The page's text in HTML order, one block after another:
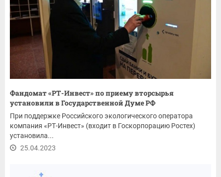
Фандомат «РТ-Инвест» по приему вторсырья
установили в Государственной Думе РФ
При поддержке Российского экологического оператора
компания «РТ-Инвест» (входит в Госкорпорацию Ростех)
установила...
25.04.2023